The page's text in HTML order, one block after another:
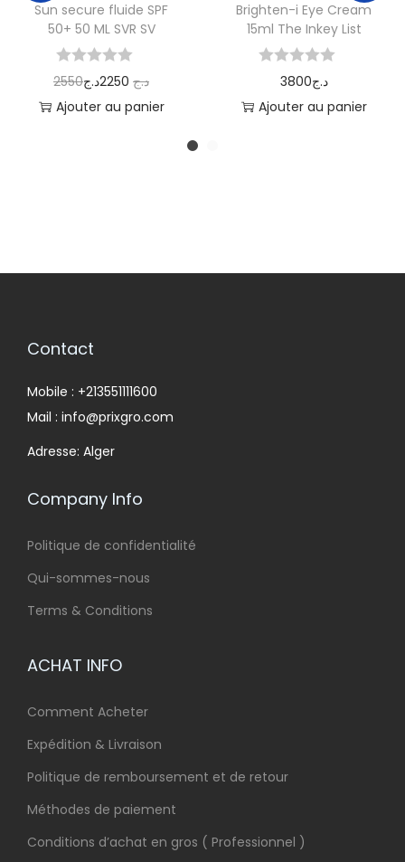
Sun secure fluide SPF
50+ 50 ML SVR SV
2550 د.ج 2250د.ج
Ajouter au panier
Brighten-i Eye Cream
15ml The Inkey List
3800د.ج
Ajouter au panier
Contact
Mobile : +213551111600
Mail : info@prixgro.com
Adresse: Alger
Company Info
Politique de confidentialité
Qui-sommes-nous
Terms & Conditions
ACHAT INFO
Comment Acheter
Expédition & Livraison
Politique de remboursement et de retour
Méthodes de paiement
Conditions d’achat en gros ( Professionnel )